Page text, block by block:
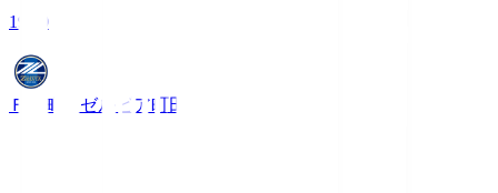
19:00
ＦＣ町田ゼルビア町田